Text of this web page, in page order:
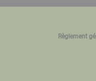
Règlement